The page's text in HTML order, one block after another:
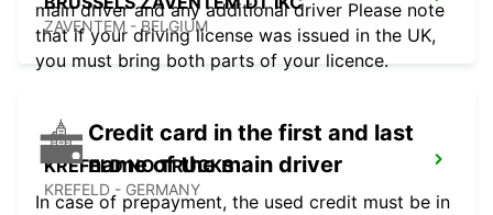
ZAVENTEM - BELGIUM
KREFELD NO TRUCKS
KREFELD - GERMANY
main driver and any additional driver Please note
that if your driving license was issued in the UK,
you must bring both parts of your licence.
Credit card in the first and last
name of the main driver
In case of prepayment, the used credit must be in